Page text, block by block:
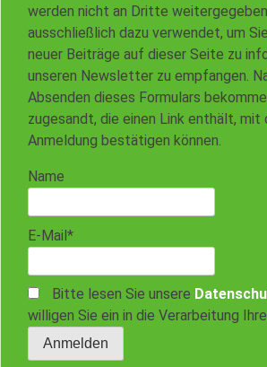
werden nicht an Dritte
ausschließlich dazu verwendet, um
neuer Beiträge auf dieser Seite zu
unseren Newsletter zu empfangen.
Absenden dieses Formulars
zugesandt, die einen Link enthält, mit
Anmeldung bestätigen können.
Name
E-Mail*
Bitte lesen Sie unsere
willigen Sie ein in die Verarbeitung